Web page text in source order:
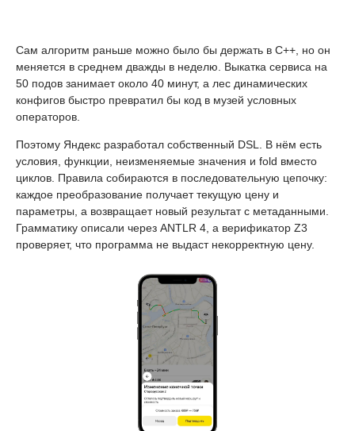
Сам алгоритм раньше можно было бы держать в C++, но он
меняется в среднем дважды в неделю. Выкатка сервиса на
50 подов занимает около 40 минут, а лес динамических
конфигов быстро превратил бы код в музей условных
операторов.
Поэтому Яндекс разработал собственный DSL. В нём есть
условия, функции, неизменяемые значения и fold вместо
циклов. Правила собираются в последовательную цепочку:
каждое преобразование получает текущую цену и
параметры, а возвращает новый результат с метаданными.
Грамматику описали через ANTLR 4, а верификатор Z3
проверяет, что программа не выдаст некорректную цену.